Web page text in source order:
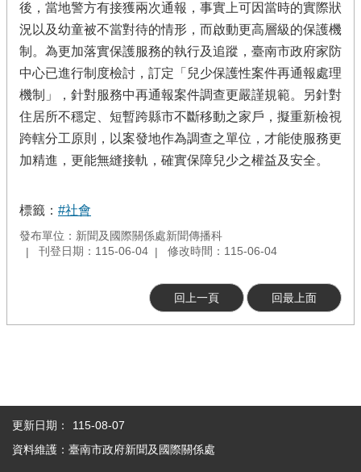
後，當地警方有接獲兩次通報，事實上可因當時的實際狀
況以及幼童被不當對待的情形，而啟動更高層級的保護機
制。為更加落實保護服務的執行及追蹤，臺南市政府家防
中心已進行制度檢討，訂定「兒少保護性案件再通報處理
機制」，針對服務中再通報案件調查更嚴謹規範。另針對
住居所不穩定、短暫跨縣市不斷移動之家戶，擬重新檢視
跨轄分工原則，以案發地作為調查之單位，才能使服務更
加精進，更能無縫接軌，確實保障兒少之權益及安全。
標籤： #社會
發布單位：新聞及國際關係處新聞傳播科
刊登日期：115-06-04
修改時間：115-06-04
回上一頁 回最上面
更新日期：
115-08-07
資料維護：臺南市政府新聞及國際關係處